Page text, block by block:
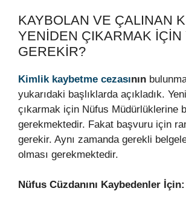
KAYBOLAN VE ÇALINAN
YENIDEN ÇIKARMAK İÇIN
GEREKIR?
Kimlik kaybetme cezasının
yukarıdaki başlıklarda açıkladık.
çıkarmak için Nüfus Müdürlüklerine
gerekmektedir. Fakat başvuru için
gerekir. Aynı zamanda gerekli
olması gerekmektedir.
Nüfus Cüzdanını Kaybedenler İçin: